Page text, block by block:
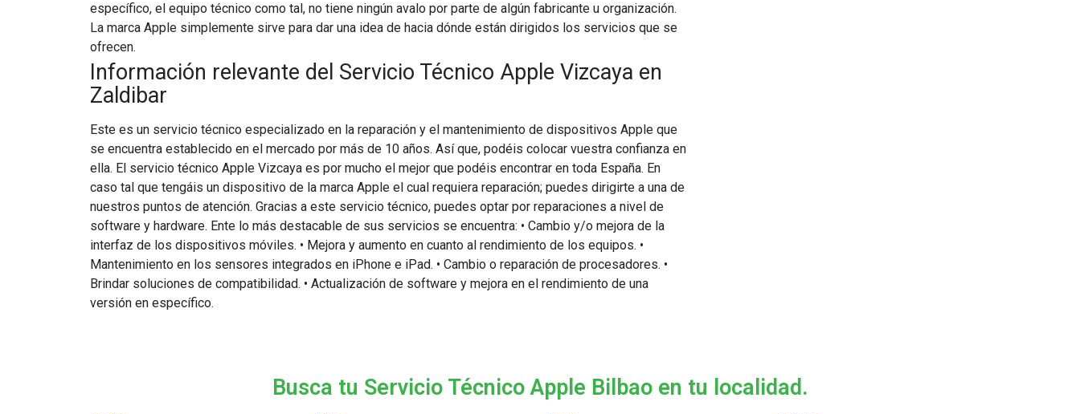
específico, el equipo técnico como tal, no tiene ningún avalo por parte de algún fabricante u organización.
La marca Apple simplemente sirve para dar una idea de hacia dónde están dirigidos los servicios que se
ofrecen.
Información relevante del Servicio Técnico Apple Vizcaya en
Zaldibar
Este es un servicio técnico especializado en la reparación y el mantenimiento de dispositivos Apple que
se encuentra establecido en el mercado por más de 10 años. Así que, podéis colocar vuestra confianza en
ella. El servicio técnico Apple Vizcaya es por mucho el mejor que podéis encontrar en toda España. En
caso tal que tengáis un dispositivo de la marca Apple el cual requiera reparación; puedes dirigirte a una de
nuestros puntos de atención. Gracias a este servicio técnico, puedes optar por reparaciones a nivel de
software y hardware. Ente lo más destacable de sus servicios se encuentra: • Cambio y/o mejora de la
interfaz de los dispositivos móviles. • Mejora y aumento en cuanto al rendimiento de los equipos. •
Mantenimiento en los sensores integrados en iPhone e iPad. • Cambio o reparación de procesadores. •
Brindar soluciones de compatibilidad. • Actualización de software y mejora en el rendimiento de una
versión en específico.
Busca tu Servicio Técnico Apple Bilbao en tu localidad.